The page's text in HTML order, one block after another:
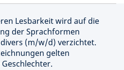
Lesbarkeit wird auf die
der Sprachformen
(m/w/d) verzichtet.
gelten